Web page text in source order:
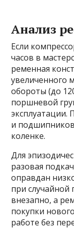
Анализ
Если
часов в
ременная
увеличенного
обороты (до
поршневой
эксплуатации.
и
коленке.
Для
разовая
оправдан
при случайной
внезапно, а
покупки
работе без